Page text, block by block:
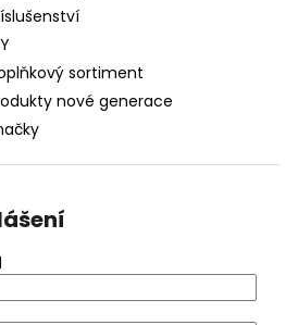
sortiment
nové generace
BF SS316 ATOMIZER 0,6OHM